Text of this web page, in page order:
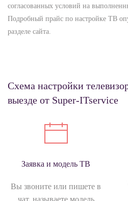
согласованных условий на
Подробный прайс по настройке ТВ
разделе сайта.
Схема настройки
выезде от Super‑ITservice
Заявка и модель ТВ
Вы звоните или пишете в
чат, называете модель